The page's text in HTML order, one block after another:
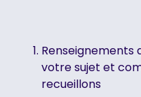
Renseignements
votre sujet et
recueillons